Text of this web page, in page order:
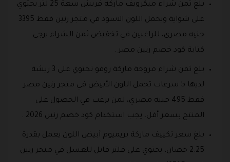
بلغ ثمن شراء ميكرويف ماركة فريش سعة 25 لتر يحتوي
على شواية ويحمل اللون الاسود في متجر رنين فقط 3395
جنيه مصري، للراغبين في تخفيض ثمن الشراء يرجى
كتابة كود خصم رنين مصر .
بلغ ثمن شراء مروحة ماركة روفو تحتوي على 3 ريشة
لديها 5 سرعات تحمل اللون الأبيض في متجر رنين مصر
فقط 495 جنيه مصري، لمن يرغب في الحصول على
المنتج بسعر أقل، يجب استخدام كود خصم رنين 2026 .
بلغ سعر تكييف ماركة بريميوم أبيض اللون يعمل بقدرة
2.25 حصان، يحتوي على فلتر قابل للغسل في متجر رنين